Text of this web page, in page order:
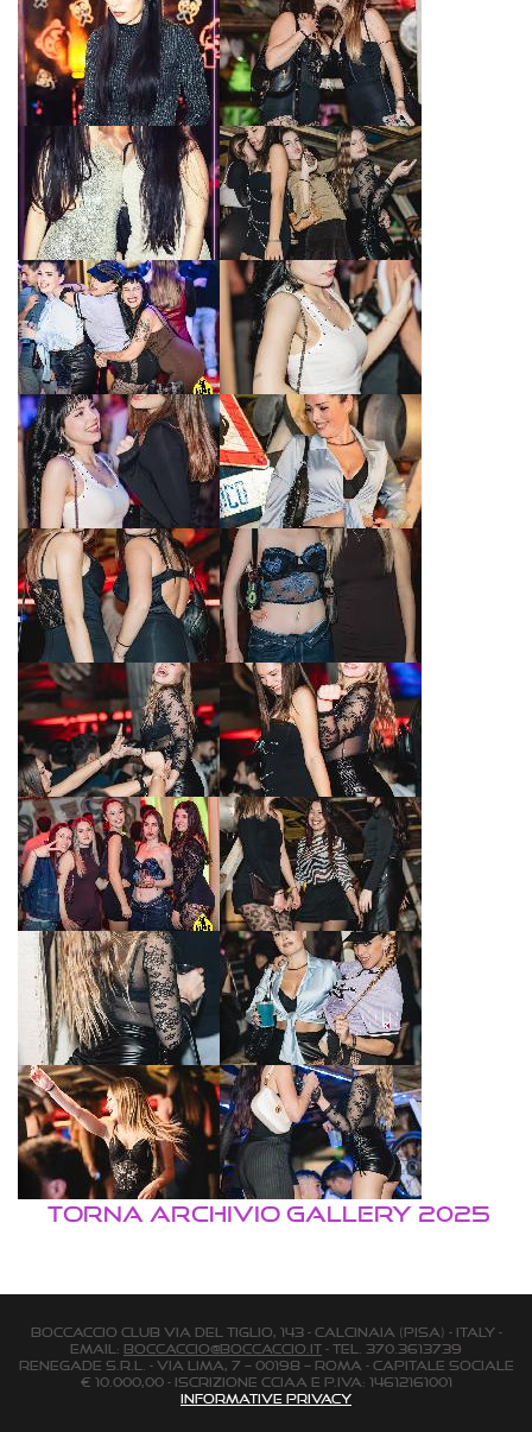
TORNA ARCHIVIO GALLERY 2025
BOCCACCIO CLUB via Del Tiglio, 143 - Calcinaia (Pisa) - Italy -
email: boccaccio@boccaccio.it - Tel. 370.3613739
Renegade s.r.l. - Via Lima, 7 – 00198 – Roma - Capitale Sociale
€ 10.000,00 - Iscrizione Cciaa e P.Iva: 14612161001
Informative Privacy